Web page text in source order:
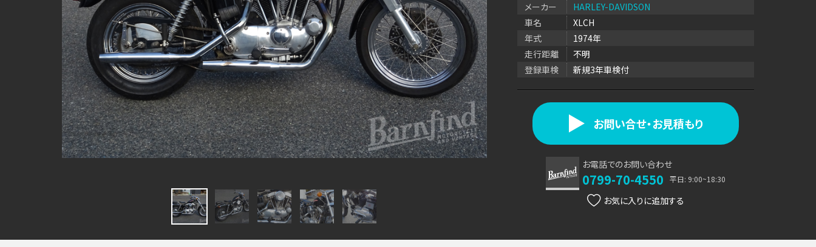
メーカー
HARLEY-DAVIDSON
車名
XLCH
年式
1974年
走行距離
不明
登録車検
新規3年車検付
お問い合せ・お見積もり
お電話でのお問い合わせ
0799-70-4550 平日: 9:00~18:30
お気に入り